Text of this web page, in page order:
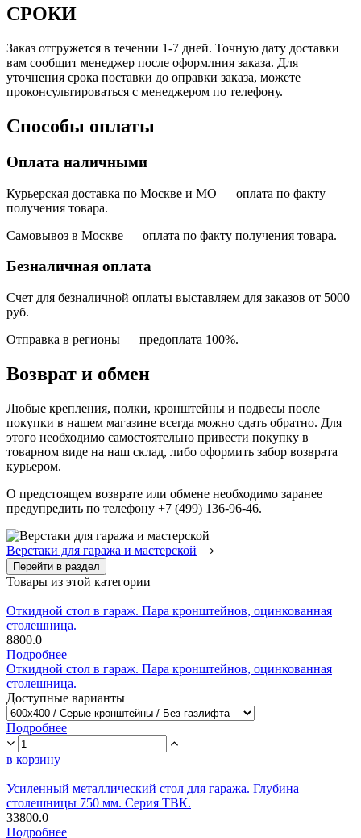
СРОКИ
Заказ отгружется в течении 1-7 дней. Точную дату доставки
вам сообщит менеджер после оформлния заказа. Для
уточнения срока поставки до оправки заказа, можете
проконсультироваться с менеджером по телефону.
Способы оплаты
Оплата наличными
Курьерская доставка по Москве и МО — оплата по факту
получения товара.
Самовывоз в Москве — оплата по факту получения товара.
Безналичная оплата
Счет для безналичной оплаты выставляем для заказов от 5000
руб.
Отправка в регионы — предоплата 100%.
Возврат и обмен
Любые крепления, полки, кронштейны и подвесы после
покупки в нашем магазине всегда можно сдать обратно. Для
этого необходимо самостоятельно привести покупку в
товарном виде на наш склад, либо оформить забор возврата
курьером.
О предстоящем возврате или обмене необходимо заранее
предупредить по телефону +7 (499) 136-96-46.
Верстаки для гаража и мастерской
Перейти в раздел
Товары из этой категории
Откидной стол в гараж. Пара кронштейнов, оцинкованная
столешница.
8800.0
Подробнее
Откидной стол в гараж. Пара кронштейнов, оцинкованная
столешница.
Доступные варианты
Подробнее
в корзину
Усиленный металлический стол для гаража. Глубина
столешницы 750 мм. Серия ТВК.
33800.0
Подробнее